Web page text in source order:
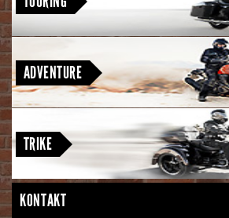
Pan America 1250 Special · Pan America 1250
ADVENTURE
TRIKE
KONTAKT